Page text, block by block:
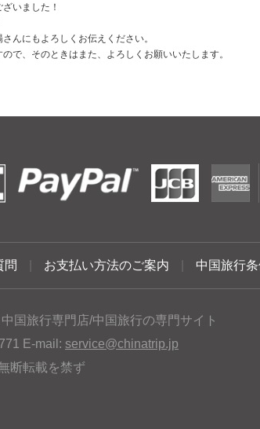
いました！
んにもよろしくお伝えください。
で、そのときはまた、よろしくお願いいたします。
問 お支払い方法のご案内 中国旅行
国旅行専門店/中国旅行の専門サイト
E-mail: service@chinatrip.jp
断転載を禁ず